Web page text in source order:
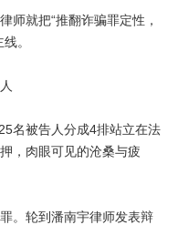
就把“推翻诈骗罪定性，
。
被告人分成4排站立在法
，肉眼可见的沧桑与疲
轮到潘南宇律师发表辩